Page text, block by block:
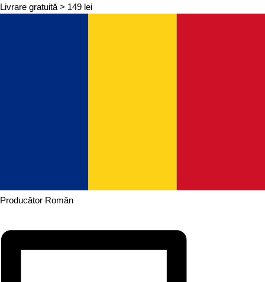
Livrare gratuită > 149 lei
Producător Român